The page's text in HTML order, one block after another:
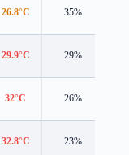
26.8°C 35%
29.9°C 29%
32°C 26%
32.8°C 23%